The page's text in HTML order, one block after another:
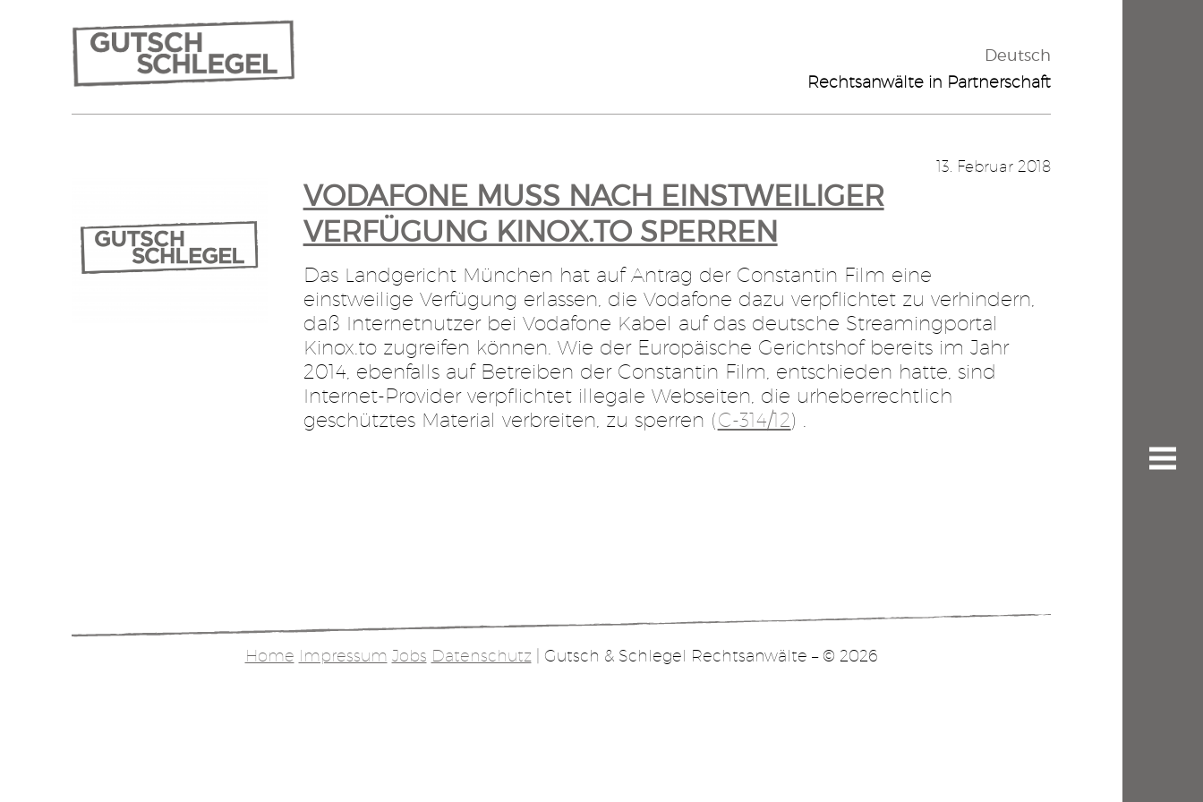
Deutsch
Rechtsanwälte in Partnerschaft
13. Februar 2018
VODAFONE MUSS NACH EINSTWEILIGER V
ERFÜGUNG KINOX.TO SPERREN
Das Landgericht München hat auf Antrag der Constantin Film eine
einstweilige Verfügung erlassen, die Vodafone dazu verpflichtet zu verhindern,
daß Internetnutzer bei Vodafone Kabel auf das deutsche Streamingportal
Kinox.to zugreifen können. Wie der Europäische Gerichtshof bereits im Jahr
2014, ebenfalls auf Betreiben der Constantin Film, entschieden hatte, sind
Internet-Provider verpflichtet illegale Webseiten, die urheberrechtlich
geschütztes Material verbreiten, zu sperren (C-314/12) .
Home Impressum Jobs Datenschutz| Gutsch & Schlegel Rechtsanwälte – © 2026